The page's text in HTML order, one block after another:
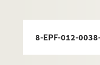
8-EPF-012-
Carrés 1 à 9. 17e